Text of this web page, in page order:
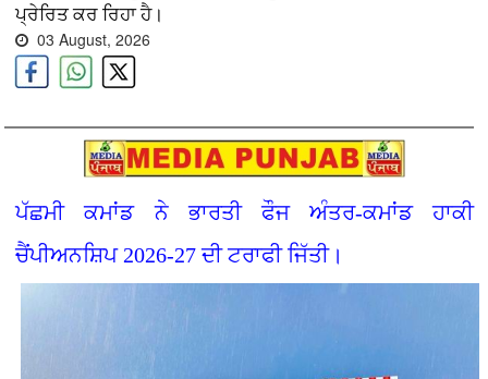
ਪ੍ਰੇਰਿਤ ਕਰ ਰਿਹਾ ਹੈ।
03 August, 2026
ਪੱਛਮੀ ਕਮਾਂਡ ਨੇ ਭਾਰਤੀ ਫੌਜ ਅੰਤਰ-ਕਮਾਂਡ ਹਾਕੀ
ਚੈਂਪੀਅਨਸ਼ਿਪ 2026-27 ਦੀ ਟਰਾਫੀ ਜਿੱਤੀ।